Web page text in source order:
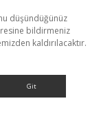
düşündüğünüz
bildirmeniz
kaldırılacaktır.